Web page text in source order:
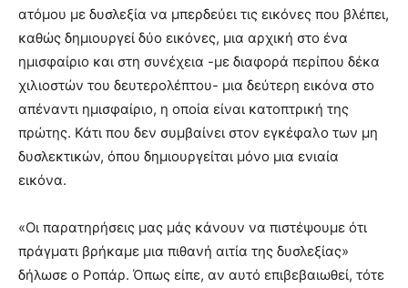
ατόμου με δυσλεξία να μπερδεύει τις εικόνες που βλέπει,
καθώς δημιουργεί δύο εικόνες, μια αρχική στο ένα
ημισφαίριο και στη συνέχεια -με διαφορά περίπου δέκα
χιλιοστών του δευτερολέπτου- μια δεύτερη εικόνα στο
απέναντι ημισφαίριο, η οποία είναι κατοπτρική της
πρώτης. Κάτι που δεν συμβαίνει στον εγκέφαλο των μη
δυσλεκτικών, όπου δημιουργείται μόνο μια ενιαία
εικόνα.
«Οι παρατηρήσεις μας μάς κάνουν να πιστέψουμε ότι
πράγματι βρήκαμε μια πιθανή αιτία της δυσλεξίας»
δήλωσε ο Ροπάρ. Όπως είπε, αν αυτό επιβεβαιωθεί, τότε